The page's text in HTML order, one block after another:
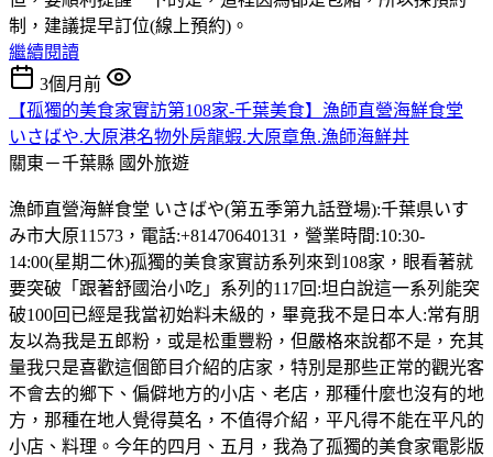
制，建議提早訂位(線上預約)。
繼續閱讀
3個月前
【孤獨的美食家實訪第108家-千葉美食】漁師直營海鮮食堂
いさばや.大原港名物外房龍蝦.大原章魚.漁師海鮮丼
關東－千葉縣 國外旅遊
漁師直營海鮮食堂 いさばや(第五季第九話登場):千葉県いす
み市大原11573，電話:+81470640131，營業時間:10:30-
14:00(星期二休)孤獨的美食家實訪系列來到108家，眼看著就
要突破「跟著舒國治小吃」系列的117回:坦白說這一系列能突
破100回已經是我當初始料未級的，畢竟我不是日本人:常有朋
友以為我是五郎粉，或是松重豐粉，但嚴格來說都不是，充其
量我只是喜歡這個節目介紹的店家，特別是那些正常的觀光客
不會去的鄉下、偏僻地方的小店、老店，那種什麼也沒有的地
方，那種在地人覺得莫名，不值得介紹，平凡得不能在平凡的
小店、料理。今年的四月、五月，我為了孤獨的美食家電影版